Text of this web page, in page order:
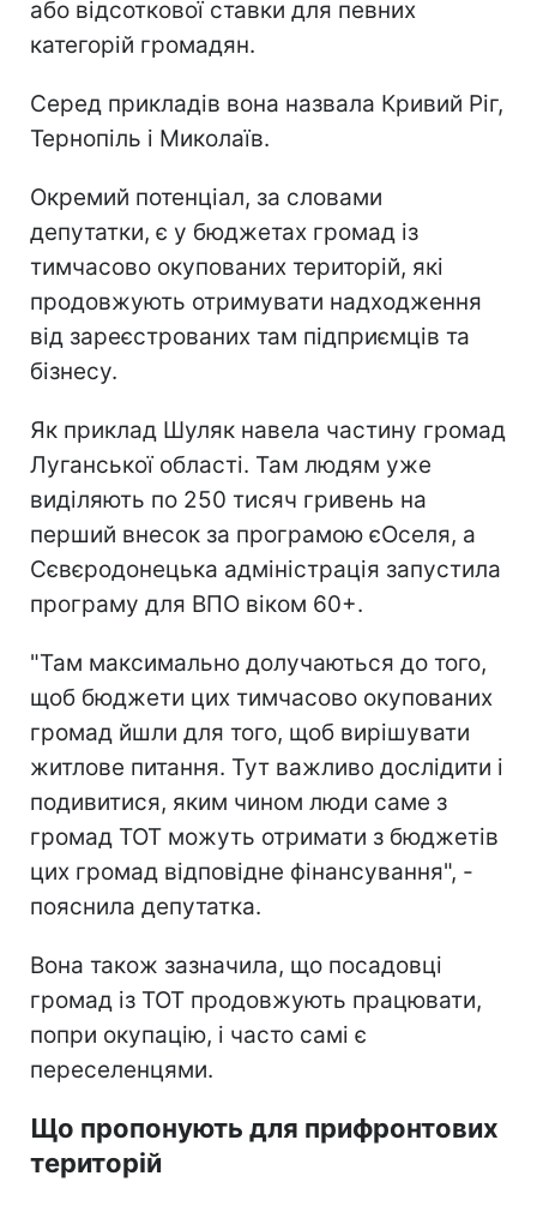
або відсоткової ставки для певних
категорій громадян.
Серед прикладів вона назвала Кривий Ріг,
Тернопіль і Миколаїв.
Окремий потенціал, за словами
депутатки, є у бюджетах громад із
тимчасово окупованих територій, які
продовжують отримувати надходження
від зареєстрованих там підприємців та
бізнесу.
Як приклад Шуляк навела частину громад
Луганської області. Там людям уже
виділяють по 250 тисяч гривень на
перший внесок за програмою єОселя, а
Сєвєродонецька адміністрація запустила
програму для ВПО віком 60+.
"Там максимально долучаються до того,
щоб бюджети цих тимчасово окупованих
громад йшли для того, щоб вирішувати
житлове питання. Тут важливо дослідити і
подивитися, яким чином люди саме з
громад ТОТ можуть отримати з бюджетів
цих громад відповідне фінансування", -
пояснила депутатка.
Вона також зазначила, що посадовці
громад із ТОТ продовжують працювати,
попри окупацію, і часто самі є
переселенцями.
Що пропонують для прифронтових
територій